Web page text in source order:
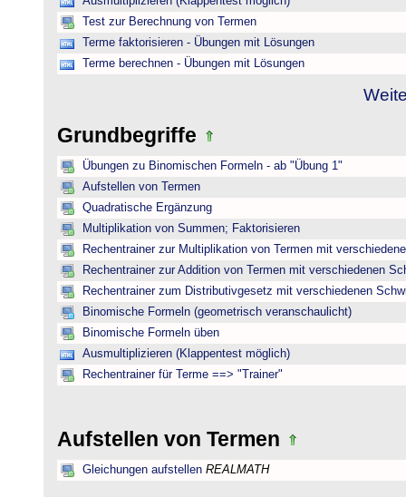
Test zur Berechnung von Termen
Terme faktorisieren - Übungen mit Lösungen
Terme berechnen - Übungen mit Lösungen
Grundbegriffe
Übungen zu Binomischen Formeln - ab "Übung 1"
Aufstellen von Termen
Quadratische Ergänzung
Multiplikation von Summen; Faktorisieren
Rechentrainer zur Multiplikation von Termen mit
Rechentrainer zur Addition von Termen mit verschiedenen
Rechentrainer zum Distributivgesetz mit verschiedenen
Binomische Formeln (geometrisch veranschaulicht)
Binomische Formeln üben
Ausmultiplizieren (Klappentest möglich)
Rechentrainer für Terme ==> "Trainer"
Aufstellen von Termen
Gleichungen aufstellen REALMATH